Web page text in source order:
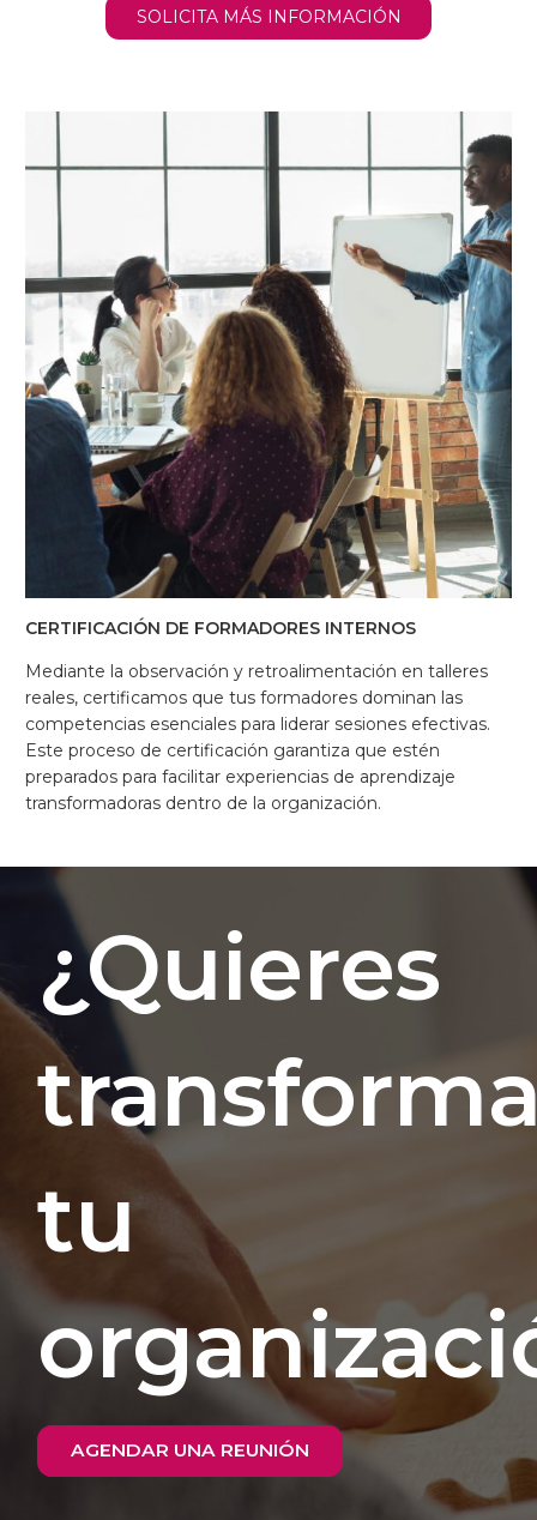
SOLICITA MÁS INFORMACIÓN
CERTIFICACIÓN DE FORMADORES INTERNOS
Mediante la observación y retroalimentación en talleres
reales, certificamos que tus formadores dominan las
competencias esenciales para liderar sesiones efectivas.
Este proceso de certificación garantiza que estén
preparados para facilitar experiencias de aprendizaje
transformadoras dentro de la organización.
¿Quieres
tu
AGENDAR UNA REUNIÓN